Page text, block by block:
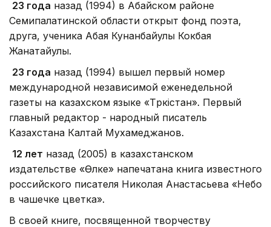
23 года назад (1994) в Абайском районе
Семипалатинской области открыт фонд поэта,
друга, ученика Абая Кунанбайулы Кокбая
Жанатайулы.
23 года назад (1994) вышел первый номер
международной независимой еженедельной
газеты на казахском языке «Түркістан». Первый
главный редактор - народный писатель
Казахстана Калтай Мухамеджанов.
12 лет назад (2005) в казахстанском
издательстве «Өлке» напечатана книга известного
российского писателя Николая Анастасьева «Небо
в чашечке цветка».
В своей книге, посвященной творчеству